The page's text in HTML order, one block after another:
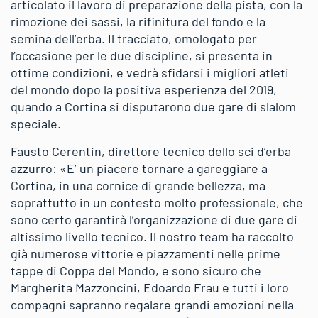
articolato il lavoro di preparazione della pista, con la
rimozione dei sassi, la rifinitura del fondo e la
semina dell’erba. Il tracciato, omologato per
l’occasione per le due discipline, si presenta in
ottime condizioni, e vedrà sfidarsi i migliori atleti
del mondo dopo la positiva esperienza del 2019,
quando a Cortina si disputarono due gare di slalom
speciale.
Fausto Cerentin, direttore tecnico dello sci d’erba
azzurro: «E’ un piacere tornare a gareggiare a
Cortina, in una cornice di grande bellezza, ma
soprattutto in un contesto molto professionale, che
sono certo garantirà l’organizzazione di due gare di
altissimo livello tecnico. Il nostro team ha raccolto
già numerose vittorie e piazzamenti nelle prime
tappe di Coppa del Mondo, e sono sicuro che
Margherita Mazzoncini, Edoardo Frau e tutti i loro
compagni sapranno regalare grandi emozioni nella